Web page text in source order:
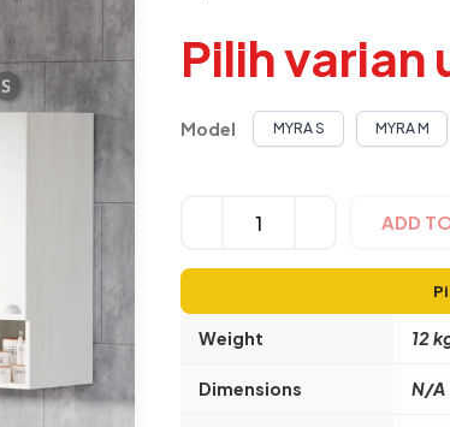
Pilih varian
Model MYRA S MYRA M
ADD
Alternative:
Weight 12
Dimensions N/A